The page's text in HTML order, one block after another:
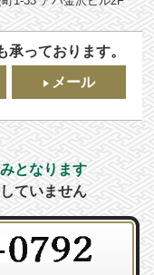
っております。
メール
となります
ていません